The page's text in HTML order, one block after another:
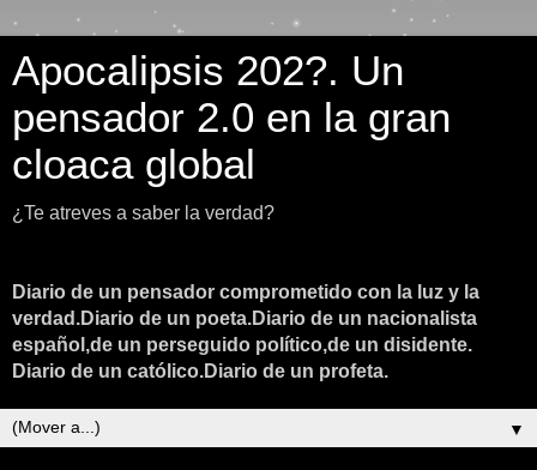
Apocalipsis 202?. Un
pensador 2.0 en la gran
cloaca global
¿Te atreves a saber la verdad?
Diario de un pensador comprometido con la luz y la
verdad.Diario de un poeta.Diario de un nacionalista
español,de un perseguido político,de un disidente.
Diario de un católico.Diario de un profeta.
▼